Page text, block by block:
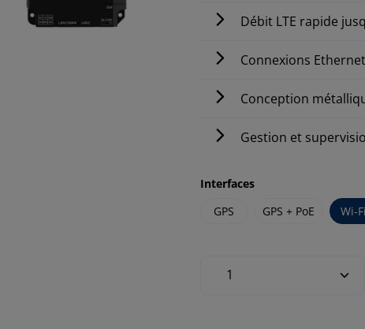
Débit LTE rapide
Connexions
Conception
Gestion et
Interfaces
GPS
GPS + PoE Wi-Fi